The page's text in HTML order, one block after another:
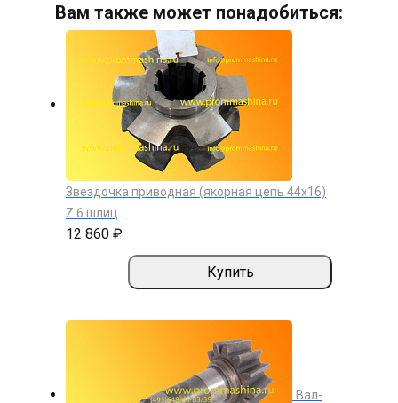
Вам также может понадобиться:
Звездочка приводная (якорная цепь 44х16)
Z 6 шлиц
12 860 ₽
Купить
Вал-